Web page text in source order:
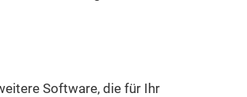
Software, die für Ihr